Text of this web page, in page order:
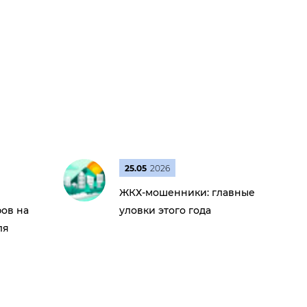
на
25.05 2026
ЖКХ-мошенники: главные
уловки этого года